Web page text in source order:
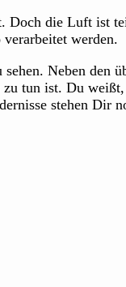
die Luft ist
verarbeitet werden.
Neben den
tun ist. Du
stehen Dir